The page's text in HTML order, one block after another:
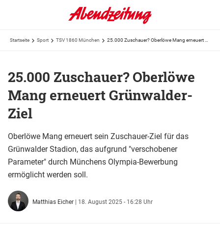
Startseite Sport TSV 1860 München
25.000 Zuschauer? Oberlöwe
Mang erneuert Grünwalder-
Ziel
Oberlöwe Mang erneuert sein Zuschauer-Ziel für das
Grünwalder Stadion, das aufgrund "verschobener
Parameter" durch Münchens Olympia-Bewerbung
ermöglicht werden soll.
Matthias Eicher | 18. August 2025 - 16:28 Uhr